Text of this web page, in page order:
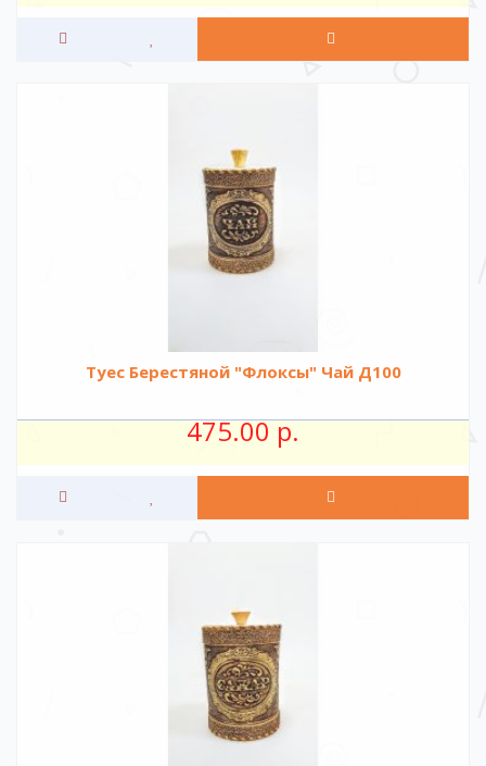
Туес Берестяной "Флоксы" Чай Д100
475.00 р.